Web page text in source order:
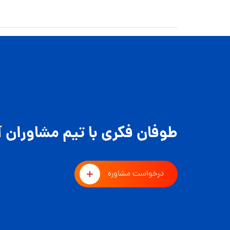
طوفان فکری با تیم مشاوران
درخواست مشاوره